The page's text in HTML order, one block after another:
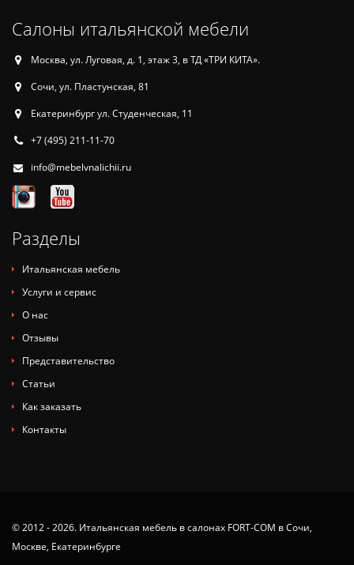
Салоны итальянской мебели
Москва, ул. Луговая, д. 1, этаж 3, в ТД «ТРИ КИТА».
Сочи, ул. Пластунская, 81
Екатеринбург ул. Студенческая, 11
+7 (495) 211-11-70
info@mebelvnalichii.ru
Разделы
Итальянская мебель
Услуги и сервис
О нас
Отзывы
Представительство
Статьи
Как заказать
Контакты
© 2012 - 2026. Итальянская мебель в салонах FORT-COM в Сочи,
Москве, Екатеринбурге